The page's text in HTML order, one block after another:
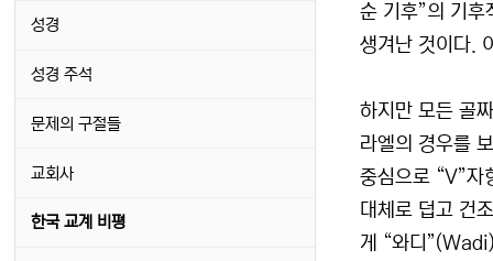
순 기후”의 기후
생겨난 것이다.
하지만 모든 골
라엘의 경우를
중심으로 “V”자
대체로 덥고 건
게 “와디
성경
성경 주석
문제의 구절들
교회사
한국 교계 비평